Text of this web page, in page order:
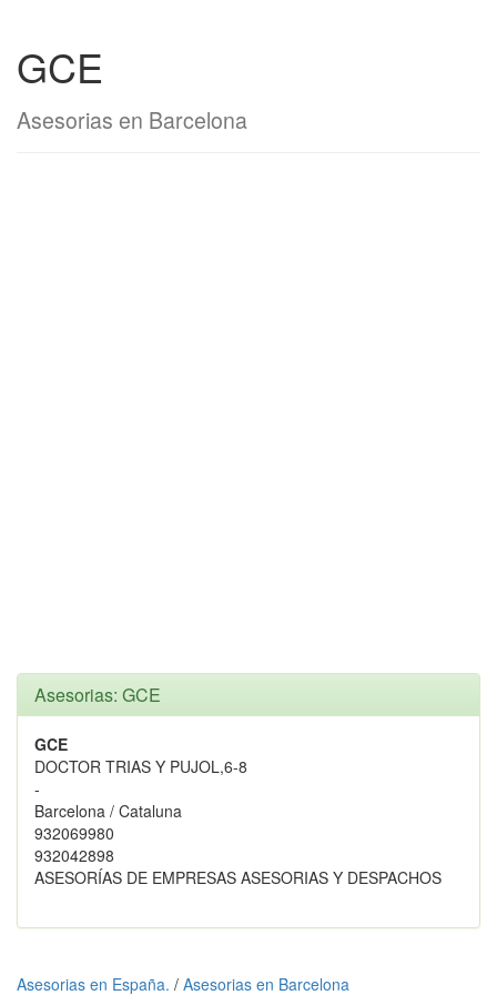
GCE
Asesorias en Barcelona
Asesorias: GCE
GCE
DOCTOR TRIAS Y PUJOL,6-8
-
Barcelona / Cataluna
932069980
932042898
ASESORÍAS DE EMPRESAS ASESORIAS Y DESPACHOS
Asesorias en España. / Asesorias en Barcelona